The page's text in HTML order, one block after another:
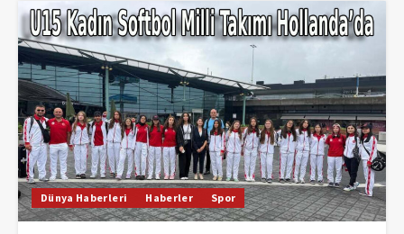
Dünya Haberleri Haberler Spor